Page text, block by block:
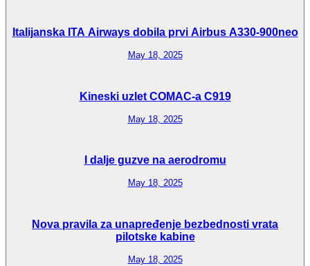
Italijanska ITA Airways dobila prvi Airbus A330-900neo
May 18, 2025
Kineski uzlet COMAC-a C919
May 18, 2025
I dalje guzve na aerodromu
May 18, 2025
Nova pravila za unapređenje bezbednosti vrata
pilotske kabine
May 18, 2025